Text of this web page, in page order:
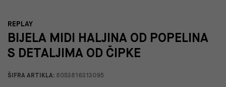
REPLAY
BIJELA MIDI HALJINA OD POPELINA
S DETALJIMA OD ČIPKE
ŠIFRA ARTIKLA: 8053816313095